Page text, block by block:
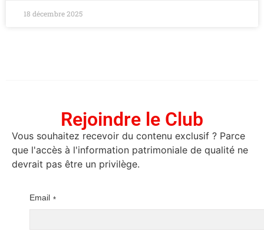
18 décembre 2025
Rejoindre le Club
Vous souhaitez recevoir du contenu exclusif ? Parce
que l'accès à l'information patrimoniale de qualité ne
devrait pas être un privilège.
Email *